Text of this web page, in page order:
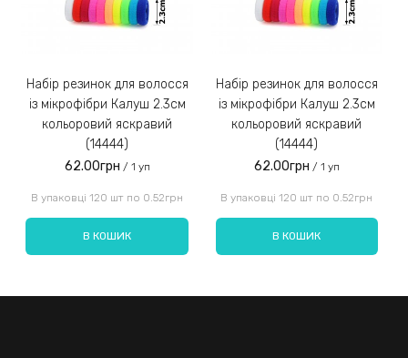
Введіть код, вказаний на зображенні:
Набір резинок для волосся
із мікрофібри Калуш 2.3см
кольоровий яскравий
(14444)
62.00грн / 1 уп
В упаковці 120 шт по 0.52грн
В КОШИК
Набір резинок для волосся
із мікрофібри Калуш 2.3см
кольоровий яскравий
(14444)
62.00грн / 1 уп
В упаковці 120 шт по 0.52грн
В КОШИК